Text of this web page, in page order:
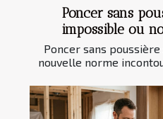
Poncer sans
impossible ou
Poncer sans
nouvelle norme